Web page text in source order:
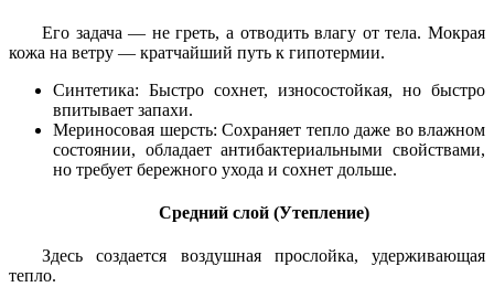
Его задача — не греть, а отводить влагу от тела. Мокрая
кожа на ветру — кратчайший путь к гипотермии.
Синтетика: Быстро сохнет, износостойкая, но быстро
впитывает запахи.
Мериносовая шерсть: Сохраняет тепло даже во влажном
состоянии, обладает антибактериальными свойствами,
но требует бережного ухода и сохнет дольше.
Средний слой (Утепление)
Здесь создается воздушная прослойка, удерживающая
тепло.